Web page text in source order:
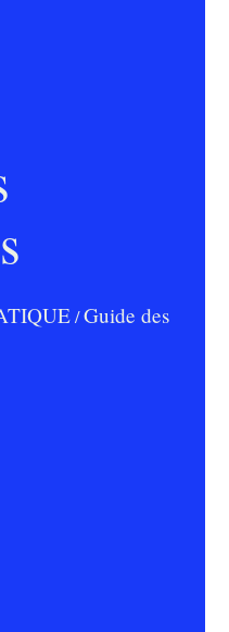
/Guide des